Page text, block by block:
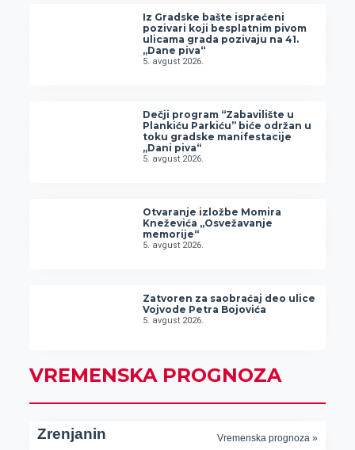
Iz Gradske bašte ispraćeni
pozivari koji besplatnim pivom
ulicama grada pozivaju na 41.
„Dane piva“
5. avgust 2026.
Dečji program “Zabavilište u
Plankiću Parkiću” biće održan u
toku gradske manifestacije
„Dani piva“
5. avgust 2026.
Otvaranje izložbe Momira
Kneževića „Osvežavanje
memorije“
5. avgust 2026.
Zatvoren za saobraćaj deo ulice
Vojvode Petra Bojovića
5. avgust 2026.
VREMENSKA PROGNOZA